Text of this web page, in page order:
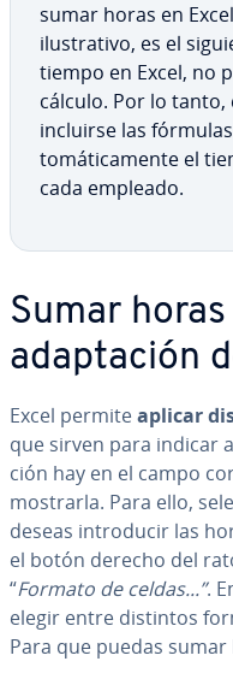
sumar horas en
ilu­s­tra­ti­vo, es el
tiempo en Excel, no
cálculo. Por lo tanto,
incluirse las
to­má­ti­ca­me­n­te el
cada empleado.
Sumar
ada­p­ta­ción
Excel permiteaplicar
que sirven para indicar
ción hay en el campo
mostrarla. Para ello,
deseas in­tro­du­cir las
el botón derecho del
“Formato de celdas...”.
elegir entre distintos
Para que puedas sumar